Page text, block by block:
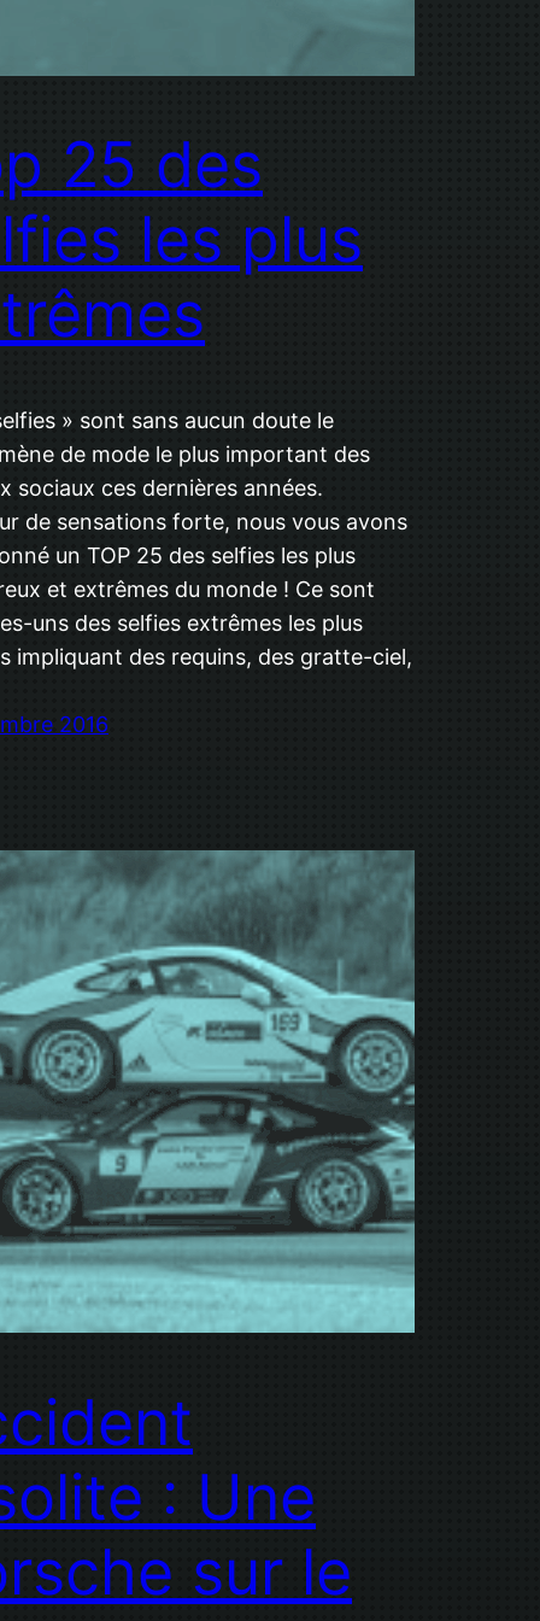
25 des
les plus
» sont sans aucun doute le
de mode le plus important des
sociaux ces dernières années.
de sensations forte, nous vous avons
un TOP 25 des selfies les plus
et extrêmes du monde ! Ce sont
uns des selfies extrêmes les plus
impliquant des requins, des gratte-ciel,
2016
: Une
sur le